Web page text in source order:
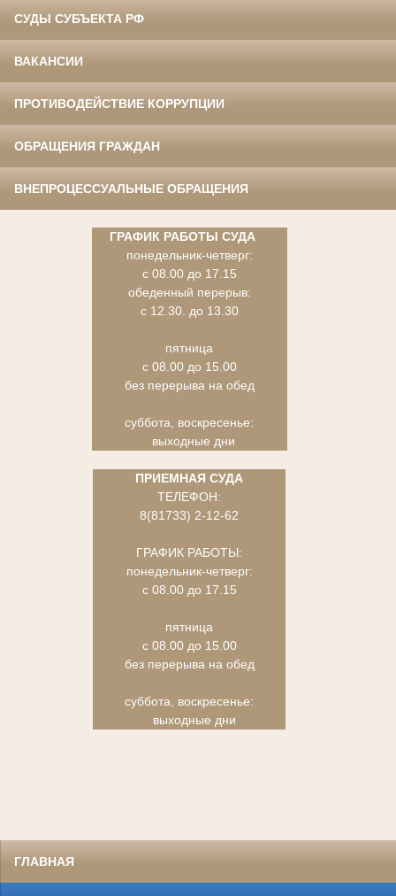
СУДЫ СУБЪЕКТА РФ
ВАКАНСИИ
ПРОТИВОДЕЙСТВИЕ КОРРУПЦИИ
ОБРАЩЕНИЯ ГРАЖДАН
ВНЕПРОЦЕССУАЛЬНЫЕ ОБРАЩЕНИЯ
ГРАФИК РАБОТЫ СУДА
понедельник-четверг:
с 08.00 до 17.15
обеденный перерыв:
с 12.30. до 13.30
пятница
с 08.00 до 15.00
без перерыва на обед
суббота, воскресенье:
выходные дни
ПРИЕМНАЯ СУДА
ТЕЛЕФОН:
8(81733) 2-12-62
ГРАФИК РАБОТЫ:
понедельник-четверг:
с 08.00 до 17.15
пятница
с 08.00 до 15.00
без перерыва на обед
суббота, воскресенье:
выходные дни
ГЛАВНАЯ